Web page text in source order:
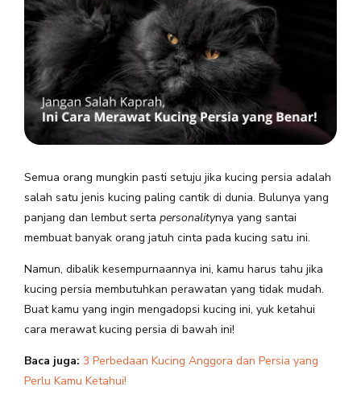
Semua orang mungkin pasti setuju jika kucing persia adalah
salah satu jenis kucing paling cantik di dunia. Bulunya yang
panjang dan lembut serta personalitynya yang santai
membuat banyak orang jatuh cinta pada kucing satu ini.
Namun, dibalik kesempurnaannya ini, kamu harus tahu jika
kucing persia membutuhkan perawatan yang tidak mudah.
Buat kamu yang ingin mengadopsi kucing ini, yuk ketahui
cara merawat kucing persia di bawah ini!
Baca juga: 3 Perbedaan Kucing Anggora dan Persia yang
Perlu Kamu Ketahui!